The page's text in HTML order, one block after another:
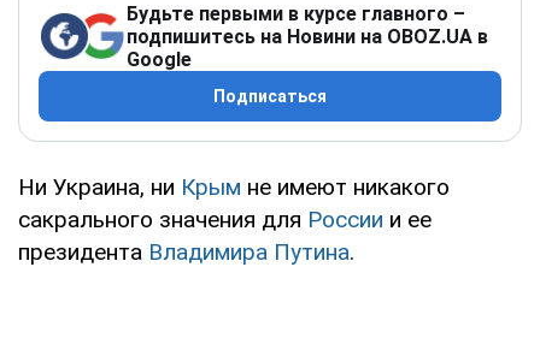
Будьте первыми в курсе главного –
подпишитесь на Новини на OBOZ.UA в
Google
Подписаться
Ни Украина, ни Крым не имеют никакого
сакрального значения для России и ее
президента Владимира Путина.